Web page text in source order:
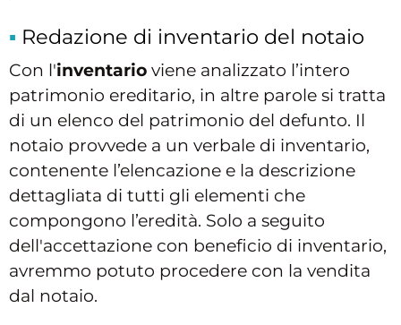
Redazione di inventario del notaio
Con l'inventario viene analizzato l’intero
patrimonio ereditario, in altre parole si tratta
di un elenco del patrimonio del defunto. Il
notaio provvede a un verbale di inventario,
contenente l’elencazione e la descrizione
dettagliata di tutti gli elementi che
compongono l’eredità. Solo a seguito
dell'accettazione con beneficio di inventario,
avremmo potuto procedere con la vendita
dal notaio.